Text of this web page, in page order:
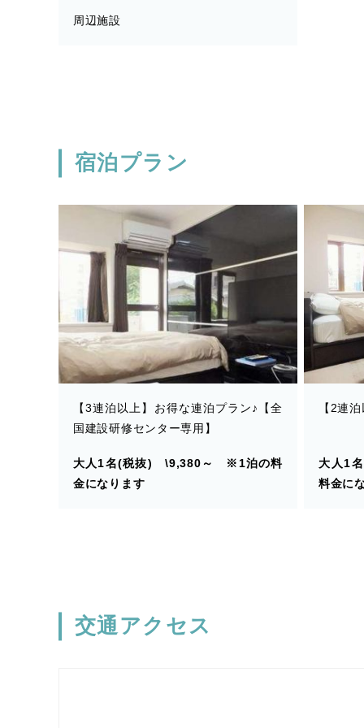
周辺施設
宿泊プラン
【3連泊以上】お得な連泊プラン♪【全
国建設研修センター専用】
大人1名(税抜) \9,380～ ※1泊の料
金になります
【2連
大人1
料金に
交通アクセス